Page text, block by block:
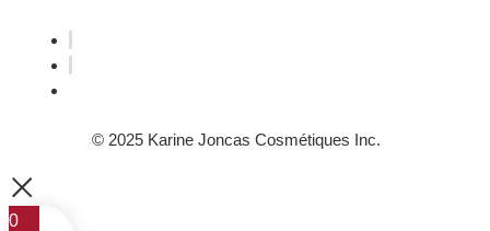
© 2025 Karine Joncas Cosmétiques Inc.
0